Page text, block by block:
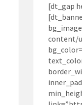
[dt_gap
content/